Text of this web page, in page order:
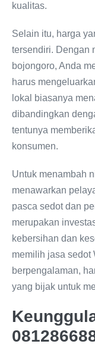
kualitas.
Selain itu, harga
tersendiri. Dengan
bojongoro, Anda
harus
lokal biasanya
dibandingkan
tentunya
konsumen.
Untuk menambah
menawarkan
pasca sedot dan
merupakan
kebersihan dan
memilih jasa sedot
berpengalaman,
yang bijak untuk